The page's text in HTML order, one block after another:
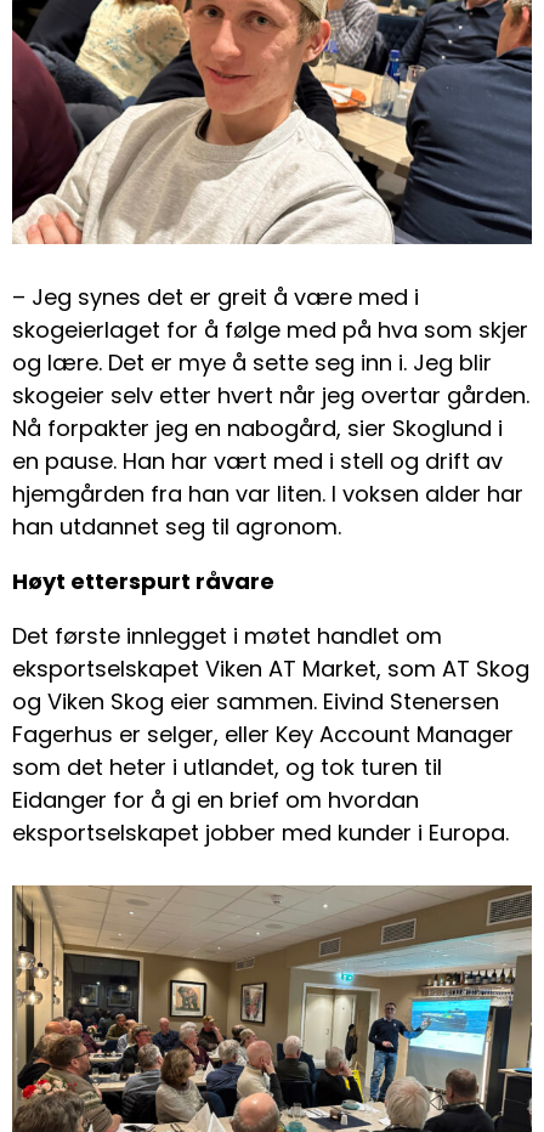
– Jeg synes det er greit å være med i
skogeierlaget for å følge med på hva som skjer
og lære. Det er mye å sette seg inn i. Jeg blir
skogeier selv etter hvert når jeg overtar gården.
Nå forpakter jeg en nabogård, sier Skoglund i
en pause. Han har vært med i stell og drift av
hjemgården fra han var liten. I voksen alder har
han utdannet seg til agronom.
Høyt etterspurt råvare
Det første innlegget i møtet handlet om
eksportselskapet Viken AT Market, som AT Skog
og Viken Skog eier sammen. Eivind Stenersen
Fagerhus er selger, eller Key Account Manager
som det heter i utlandet, og tok turen til
Eidanger for å gi en brief om hvordan
eksportselskapet jobber med kunder i Europa.